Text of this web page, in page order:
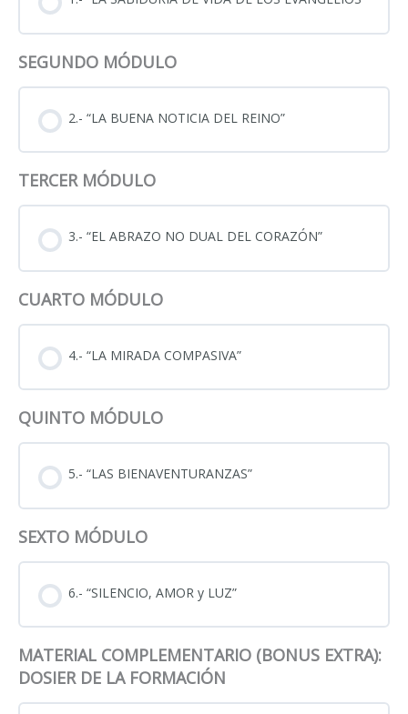
SEGUNDO MÓDULO
2.- “LA BUENA NOTICIA DEL REINO”
TERCER MÓDULO
3.- “EL ABRAZO NO DUAL DEL CORAZÓN”
CUARTO MÓDULO
4.- “LA MIRADA COMPASIVA”
QUINTO MÓDULO
5.- “LAS BIENAVENTURANZAS”
SEXTO MÓDULO
6.- “SILENCIO, AMOR y LUZ”
MATERIAL COMPLEMENTARIO (BONUS EXTRA):
DOSIER DE LA FORMACIÓN